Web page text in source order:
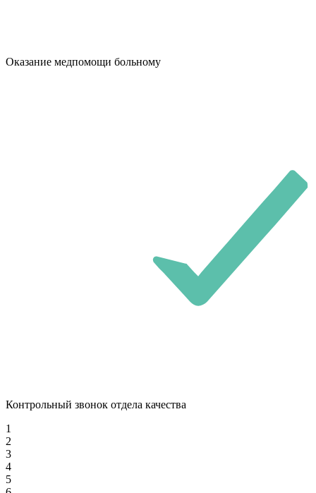
Оказание медпомощи больному
Контрольный звонок отдела качества
1
2
3
4
5